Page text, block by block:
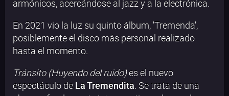
armónicos, acercándose al jazz y a la electrónica.
En 2021 vio la luz su quinto álbum, 'Tremenda',
posiblemente el disco más personal realizado
hasta el momento.
Tránsito (Huyendo del ruido)es el nuevo
espectáculo de La Tremendita. Se trata de una